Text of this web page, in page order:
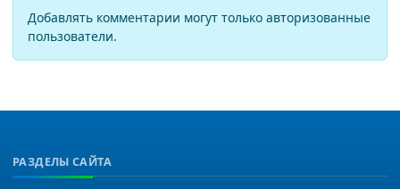
Добавлять комментарии могут только авторизованные
пользователи.
РАЗДЕЛЫ САЙТА